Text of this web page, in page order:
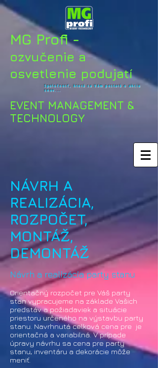
Spoločnosť, ktorá sa Vám postará o akciu
snov...
EVENT MANAGEMENT &
TECHNOLOGY
MG Profi -
ozvučenie a
osvetlenie podujatí
NÁVRH A
REALIZÁCIA,
ROZPOČET,
MONTÁŽ,
DEMONTÁŽ
Návrh a realizácia party stanu
Orientačný rozpočet pre Váš party
stan vypracujeme na základe Vašich
predstáv a požiadaviek a situácie
priestoru určeného na výstavbu party
stanu. Navrhnutá celková cena pre je
orientačná a variabilná. V prípade
úpravy návrhu sa cena pre party
stanu, inventáru a dekorácie môže
meniť.